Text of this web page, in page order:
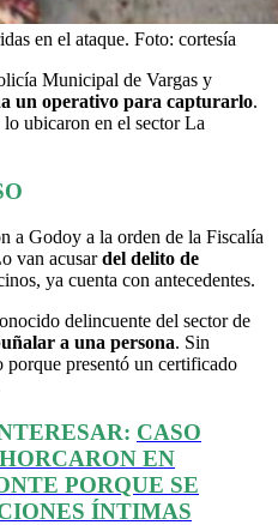
en el ataque. Foto: cortesía
Municipal de Vargas y
un operativo para capturarlo.
ubicaron en el sector La
a Godoy a la orden de la Fiscalía
van acusardel delito de
ya cuenta con antecedentes.
delincuente del sector de
a una persona. Sin
porque presentó un certificado
CASO
EN
PORQUE SE
ÍNTIMAS